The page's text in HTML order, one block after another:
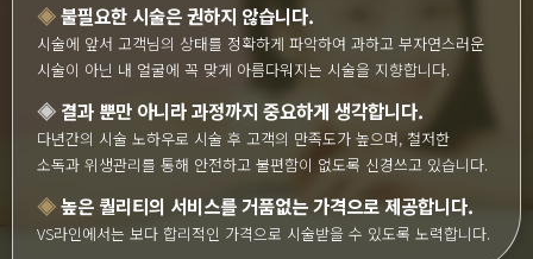
◈불필요한 시술은 권하지 않습니다.
시술에 앞서 고객님의 상태를 정확하게 파악하여 과하고 부자연스러운
시술이 아닌 내 얼굴에 꼭 맞게 아름다워지는 시술을 지향합니다.
◈ 결과 뿐만 아니라 과정까지 중요하게 생각합니다.
다년간의 시술 노하우로 시술 후 고객의 만족도가 높으며, 철저한
소독과 위생관리를 통해 안전하고 불편함이 없도록 신경쓰고 있습니다.
◈높은 퀄리티의 서비스를 거품없는 가격으로 제공합니다.
VS라인에서는 보다 합리적인 가격으로 시술받을 수 있도록 노력합니다.